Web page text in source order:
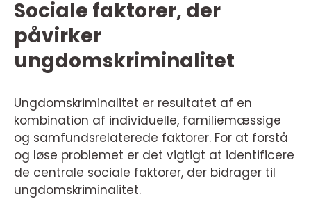
Sociale faktorer, der
påvirker
ungdomskriminalitet
Ungdomskriminalitet er resultatet af en
kombination af individuelle, familiemæssige
og samfundsrelaterede faktorer. For at forstå
og løse problemet er det vigtigt at identificere
de centrale sociale faktorer, der bidrager til
ungdomskriminalitet.